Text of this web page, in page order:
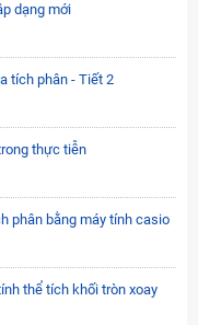
dạng mới
tích phân - Tiết 2
thực tiễn
phân bằng máy tính casio
thể tích khối tròn xoay